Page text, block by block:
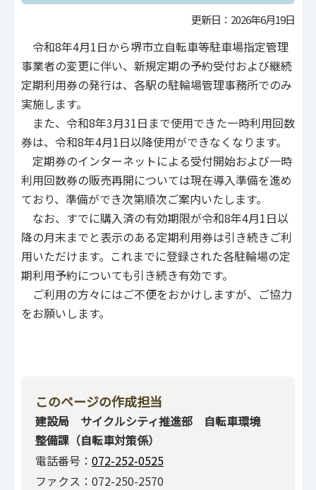
更新日：2026年6月19日
令和8年4月1日から堺市立自転車等駐車場指定管理
事業者の変更に伴い、新規定期の予約受付および継続
定期利用券の発行は、各駅の駐輪場管理事務所でのみ
実施します。
また、令和8年3月31日まで使用できた一時利用回数
券は、令和8年4月1日以降使用ができなくなります。
定期券のインターネットによる受付開始および一時
利用回数券の販売再開については現在導入準備を進め
ており、準備ができ次第順次ご案内いたします。
なお、すでに購入済の有効期限が令和8年4月1日以
降の月末までと表示のある定期利用券は引き続きご利
用いただけます。これまでに登録された各駐輪場の定
期利用予約についても引き続き有効です。
ご利用の方々にはご不便をおかけしますが、ご協力
をお願いします。
このページの作成担当
建設局 サイクルシティ推進部 自転車環境
整備課（自転車対策係）
電話番号： 072-252-0525
ファクス：072-250-2570